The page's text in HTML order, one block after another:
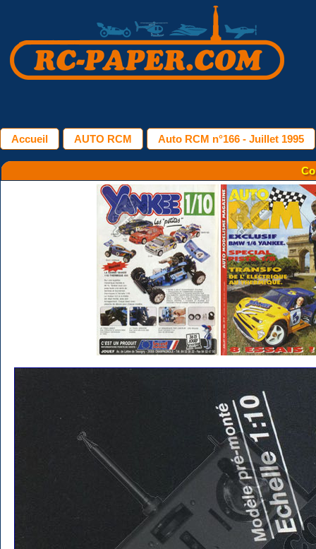
Accueil AUTO RCM Auto RCM n°166 - Juillet 1995